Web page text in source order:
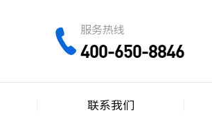
服务热线
400-650-8846
联系我们